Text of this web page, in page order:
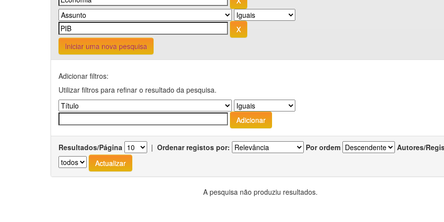
Iniciar uma nova pesquisa
Adicionar filtros:
Utilizar filtros para refinar o resultado da pesquisa.
Resultados/Página | Ordenar registos por: Por ordem Autores/
A pesquisa não produziu resultados.